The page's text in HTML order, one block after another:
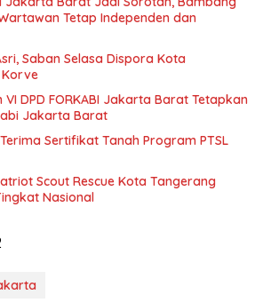
Tetap Independen dan
Saban Selasa Dispora Kota
DPD FORKABI Jakarta Barat Tetapkan
Jakarta Barat
Sertifikat Tanah Program PTSL
Scout Rescue Kota Tangerang
Nasional